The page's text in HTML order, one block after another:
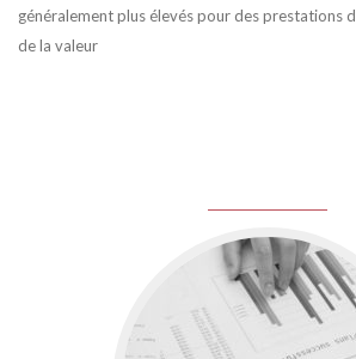
généralement plus élevés pour des prestations
de la valeur